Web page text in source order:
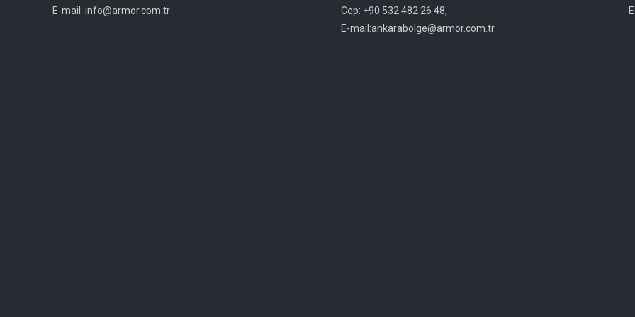
E-mail: info@armor.com.tr
Cep: +90 532 482 26 48,
E-mail:ankarabolge@armor.com.tr